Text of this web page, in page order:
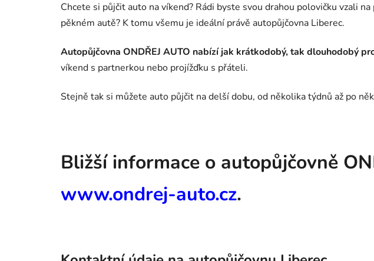
Chcete si půjčit auto na víkend? Rádi byste svou drahou polovičku vzali
pěkném autě? K tomu všemu je ideální právě autopůjčovna Liberec.
Autopůjčovna ONDŘEJ AUTO nabízí jak krátkodobý, tak dlouhodobý
víkend s partnerkou nebo projížďku s přáteli.
Stejně tak si můžete auto půjčit na delší dobu, od několika týdnů až po
Bližší informace o autopůjčovně
www.ondrej-auto.cz.